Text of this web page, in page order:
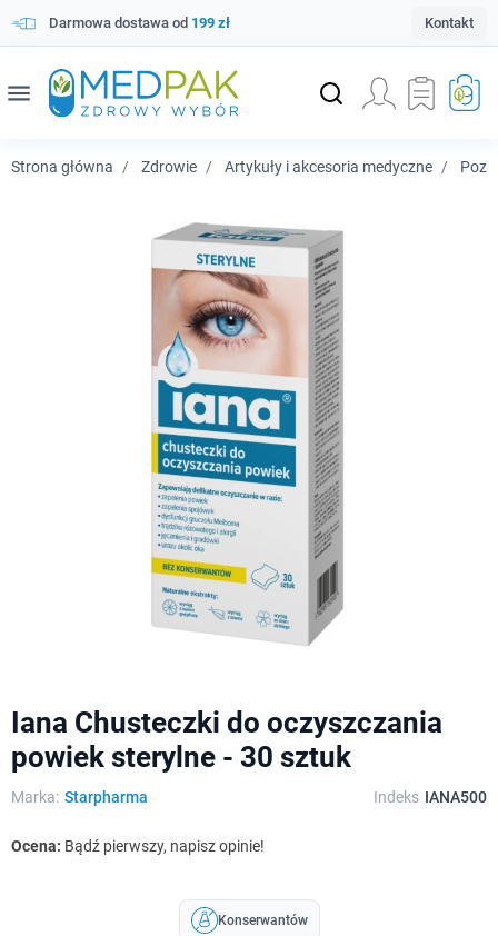
Darmowa dostawa od 199 zł Kontakt
menu
Strona główna Zdrowie Artykuły i akcesoria medyczne
Iana Chusteczki do oczyszczania
powiek sterylne - 30 sztuk
Marka: Starpharma Indeks IANA500
Ocena: Bądź pierwszy, napisz opinie!
Konserwantów